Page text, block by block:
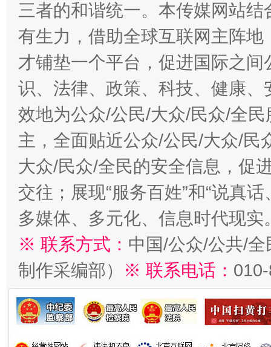
三者的和谐统一。本传媒网站
有生力，借助全球互联网主阵
才铺垫一个平台，促进国际之
识、法律、政策、科技、健康
效地为公众/公民/大众/民众/全
主，全面贴近公众/公民/大众/民
大众/民众/全民的安全信息，促
交往；展现“服务百姓”和“说真
多媒体、多元化、信息时代现实
※ 联系方式： 中国/公众/公共/
制作采编部）
※ 联系电话：